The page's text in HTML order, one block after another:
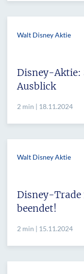
Walt Disney Aktie
Disney-Aktie:
Ausblick
2 min | 18.11.2024
Walt Disney Aktie
Disney-Trade
beendet!
2 min | 15.11.2024